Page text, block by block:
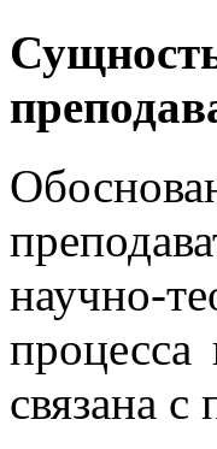
научно-
связана